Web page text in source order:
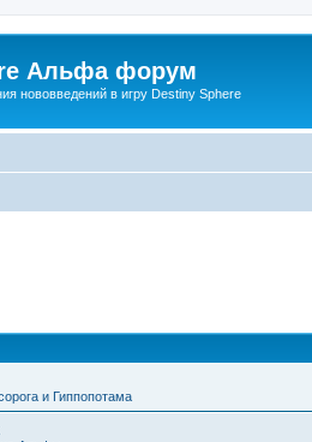
Альфа форум
нововведений в игру Destiny Sphere
и Гиппопотама